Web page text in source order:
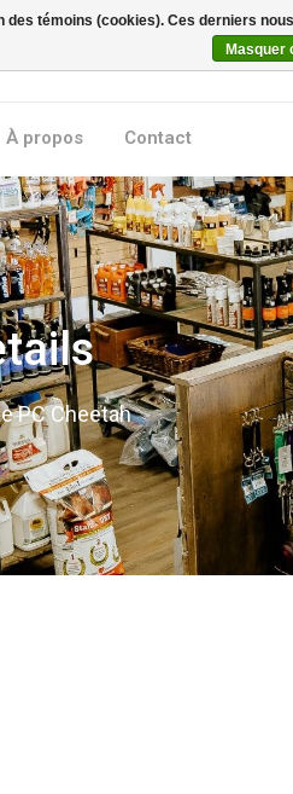
À propos Contact
PC Cheetah
témoins (cookies). Ces derniers
Masquer